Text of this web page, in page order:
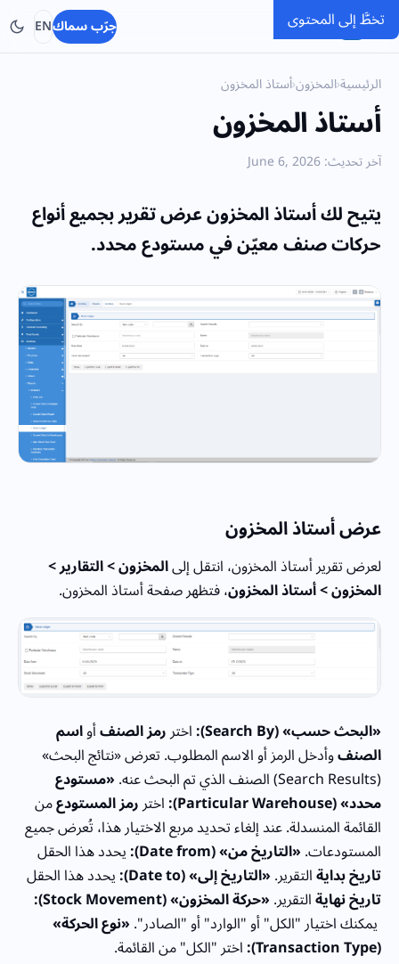
تخطَّ إلى المحتوى
SMACC جرّب سماكEN
الرئيسية›المخزون›أستاذ المخزون
أستاذ المخزون
آخر تحديث: June 6, 2026
يتيح لك أستاذ المخزون عرض تقرير بجميع أنواع
حركات صنف معيّن في مستودع محدد.
عرض أستاذ المخزون
لعرض تقرير أستاذ المخزون، انتقل إلىالمخزون > التقارير >
المخزون > أستاذ المخزون، فتظهر صفحة أستاذ المخزون.
«البحث حسب» (Search By): اختررمز الصنفأواسم
الصنفوأدخل الرمز أو الاسم المطلوب. تعرض «نتائج البحث»
(Search Results) الصنف الذي تم البحث عنه. «مستودع
محدد» (Particular Warehouse): اختررمز المستودعمن
القائمة المنسدلة. عند إلغاء تحديد مربع الاختيار هذا، تُعرض جميع
المستودعات.«التاريخ من» (Date from): يحدد هذا الحقل
تاريخ بدايةالتقرير.«التاريخ إلى» (Date to): يحدد هذا الحقل
تاريخ نهايةالتقرير. «حركة المخزون» (Stock Movement):
يمكنك اختيار "الكل" أو "الوارد" أو "الصادر".«نوع الحركة»
(Transaction Type): اختر "الكل" من القائمة.